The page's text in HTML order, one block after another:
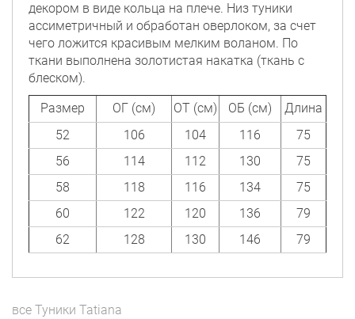
декором в виде кольца на плече. Низ туники
ассиметричный и обработан оверлоком, за счет
чего ложится красивым мелким воланом. По
ткани выполнена золотистая накатка (ткань с
блеском).
Размер
ОГ (см) ОТ (см) ОБ (см)
Длина
52
106 104 116
75
56
114 112 130
75
58
118 116 134
75
60
122 120 136
79
62
128 130 146 79
все Туники Tatiana